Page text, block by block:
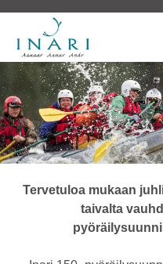
Tervetuloa mukaan
taivalta